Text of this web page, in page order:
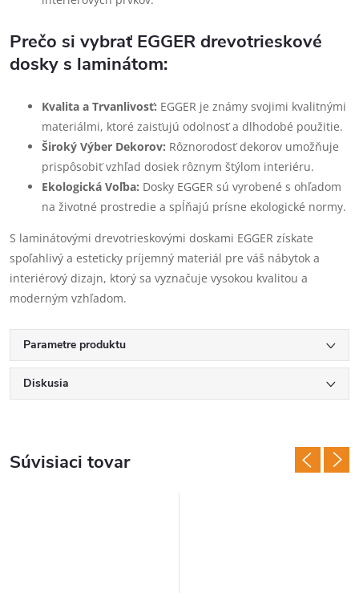
Prečo si vybrať EGGER drevotrieskové
dosky s laminátom:
Kvalita a Trvanlivosť: EGGER je známy svojimi kvalitnými
materiálmi, ktoré zaisťujú odolnosť a dlhodobé použitie.
Široký Výber Dekorov: Rôznorodosť dekorov umožňuje
prispôsobiť vzhľad dosiek rôznym štýlom interiéru.
Ekologická Voľba: Dosky EGGER sú vyrobené s ohľadom
na životné prostredie a spĺňajú prísne ekologické normy.
S laminátovými drevotrieskovými doskami EGGER získate
spoľahlivý a esteticky príjemný materiál pre váš nábytok a
interiérový dizajn, ktorý sa vyznačuje vysokou kvalitou a
moderným vzhľadom.
Parametre produktu
Diskusia
Súvisiaci tovar